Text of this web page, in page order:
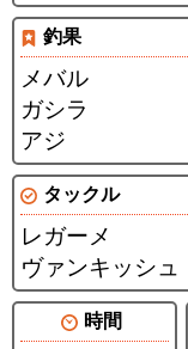
釣果
メバル
ガシラ
アジ
タックル
レガーメ
ヴァンキッシュ
時間